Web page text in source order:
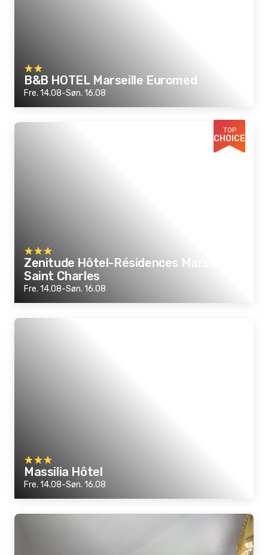
B&B HOTEL Marseille Euromed
Fre. 14.08-Søn. 16.08
TOP
CHOICE
Zenitude Hôtel-Résidences Marseille
Saint Charles
Fre. 14.08-Søn. 16.08
Massilia Hôtel
Fre. 14.08-Søn. 16.08